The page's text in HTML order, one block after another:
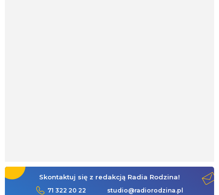
Skontaktuj się z redakcją Radia Rodzina!
71 322 20 22 studio@radiorodzina.pl